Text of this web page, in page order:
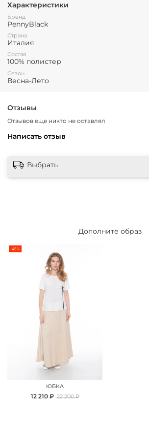
Характеристики
Бренд
PennyBlack
Страна
Италия
Состав
100% полистер
Сезон
Весна-Лето
Отзывы
Отзывов еще никто не оставлял
Написать отзыв
Выбрать
Дополните образ
-45%
ЮБКА
12 210 ₽ 22 200 ₽